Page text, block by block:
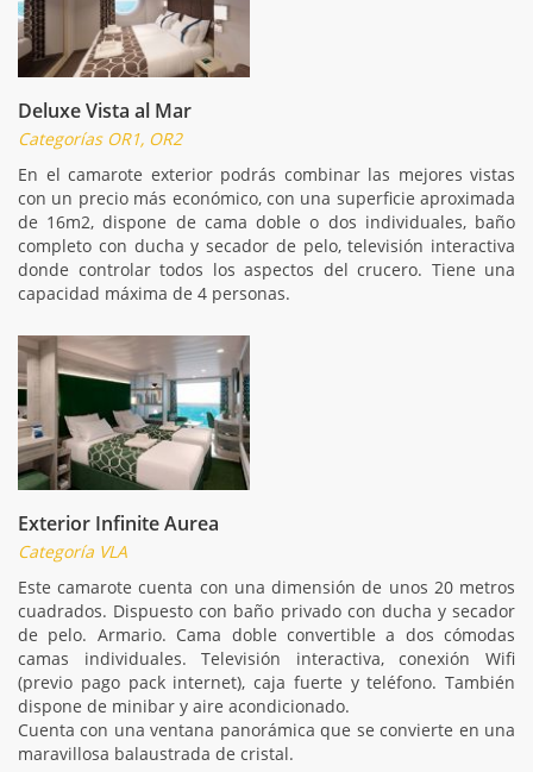
Deluxe Vista al Mar
Categorías OR1, OR2
En el camarote exterior podrás combinar las mejores vistas
con un precio más económico, con una superficie aproximada
de 16m2, dispone de cama doble o dos individuales, baño
completo con ducha y secador de pelo, televisión interactiva
donde controlar todos los aspectos del crucero. Tiene una
capacidad máxima de 4 personas.
Exterior Infinite Aurea
Categoría VLA
Este camarote cuenta con una dimensión de unos 20 metros
cuadrados. Dispuesto con baño privado con ducha y secador
de pelo. Armario. Cama doble convertible a dos cómodas
camas individuales. Televisión interactiva, conexión Wifi
(previo pago pack internet), caja fuerte y teléfono. También
dispone de minibar y aire acondicionado.
Cuenta con una ventana panorámica que se convierte en una
maravillosa balaustrada de cristal.